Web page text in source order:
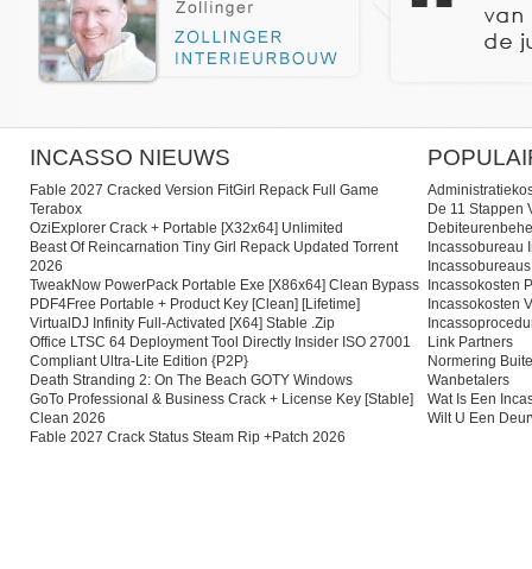
INCASSO NIEUWS
Fable 2027 Cracked Version FitGirl Repack Full Game
Terabox
OziExplorer Crack + Portable [x32x64] Unlimited
Beast Of Reincarnation Tiny Girl Repack Updated Torrent
2026
TweakNow PowerPack Portable Exe [x86x64] Clean Bypass
PDF4Free Portable + Product Key [Clean] [Lifetime]
VirtualDJ Infinity Full-Activated [x64] Stable .zip
Office LTSC 64 Deployment Tool Directly Insider ISO 27001
Compliant Ultra-Lite Edition {P2P}
Death Stranding 2: On The Beach GOTY Windows
GoTo Professional & Business Crack + License Key [Stable]
Clean 2026
Fable 2027 Crack Status Steam Rip +Patch 2026
De 11 Stappen
Incassobureau
Incassobureaus
Incassokosten
Incassokosten
Link Partners
Normering
Wanbetalers
Wat Is Een
Wilt U Een